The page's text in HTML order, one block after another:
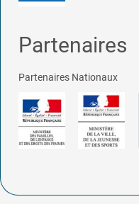
Partenaires
Partenaires Nationaux